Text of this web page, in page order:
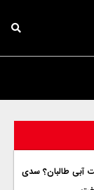
طالبان؟ سدی